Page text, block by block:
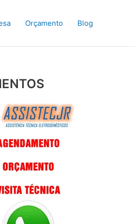
Orçamento Blog